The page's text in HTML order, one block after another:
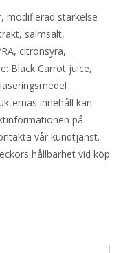
modifierad stärkelse
salmsalt,
citronsyra,
Black Carrot juice,
innehåll kan
på
vår kundtjänst.
hållbarhet vid köp